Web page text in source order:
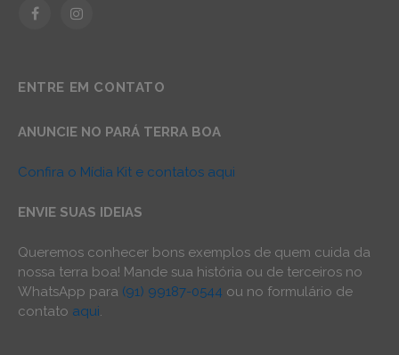
FacebookInstagram
ENTRE EM CONTATO
ANUNCIE NO PARÁ TERRA BOA
Confira o Mídia Kit e contatos aqui
ENVIE SUAS IDEIAS
Queremos conhecer bons exemplos de quem cuida da
nossa terra boa! Mande sua história ou de terceiros no
WhatsApp para (91) 99187-0544 ou no formulário de
contato aqui.